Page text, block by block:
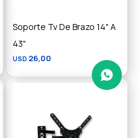
Soporte Tv De Brazo 14" A
43"
USD 26,00